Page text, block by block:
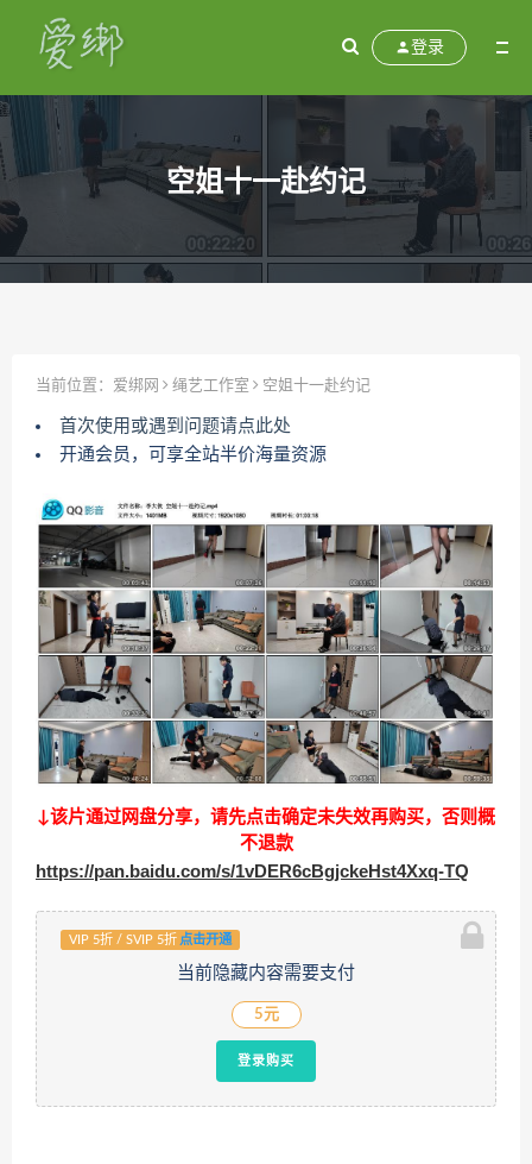
登录
空姐十一赴约记
当前位置： 爱绑网 绳艺工作室 空姐十一赴约记
首次使用或遇到问题请点此处
开通会员，可享全站半价海量资源
↓该片通过网盘分享，请先点击确定未失效再购买，否则概
不退款
https://pan.baidu.com/s/1vDER6cBgjckeHst4Xxq-TQ
VIP 5折 / SVIP 5折 点击开通
当前隐藏内容需要支付
5元
登录购买